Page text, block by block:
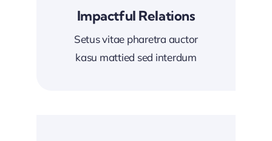
Impactful Relations
Setus vitae pharetra auctor
kasu mattied sed interdum